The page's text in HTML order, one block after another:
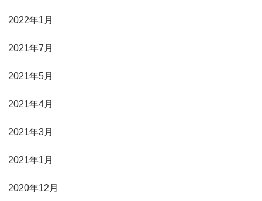
2022年1月
2021年7月
2021年5月
2021年4月
2021年3月
2021年1月
2020年12月